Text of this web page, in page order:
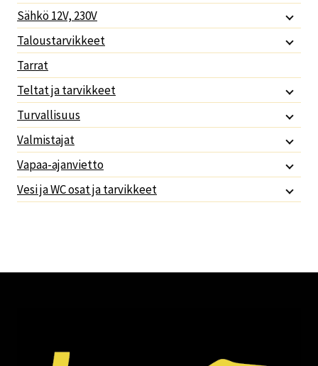
Sähkö 12V, 230V
Taloustarvikkeet
Tarrat
Teltat ja tarvikkeet
Turvallisuus
Valmistajat
Vapaa-ajanvietto
Vesi ja WC osat ja tarvikkeet